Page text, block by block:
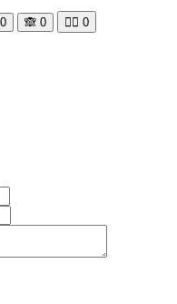
0 🙈 0 🧘‍♀️ 0